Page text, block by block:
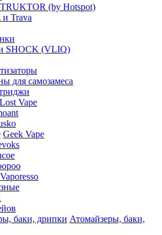
(by Hotspot)
и Trava
SHOCK (VLIQ)
для самозамеса
Lost Vape
Geek Vape
Vaporesso
Атомайзеры, баки,